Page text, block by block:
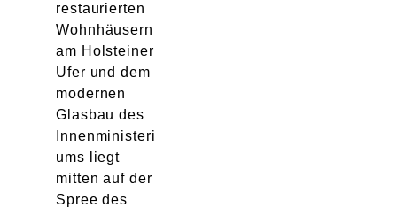
restaurierten
Wohnhäusern
am Holsteiner
Ufer und dem
modernen
Glasbau des
Innenministeri
ums liegt
mitten auf der
Spree des